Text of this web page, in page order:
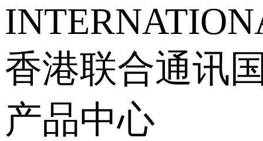
香港联合通讯
产品中心